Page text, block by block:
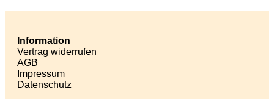
Information
Vertrag widerrufen
AGB
Impressum
Datenschutz